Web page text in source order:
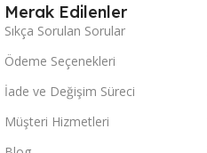
Merak Edilenler
Sıkça Sorulan Sorular
Ödeme Seçenekleri
İade ve Değişim Süreci
Müşteri Hizmetleri